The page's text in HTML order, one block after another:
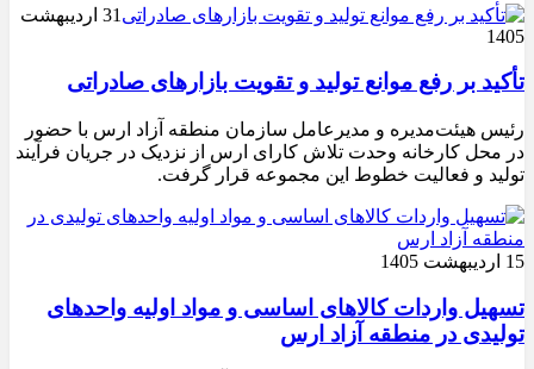
31 اردیبهشت
1405
تأکید بر رفع موانع تولید و تقویت بازارهای صادراتی
رئیس هیئت‌مدیره و مدیرعامل سازمان منطقه آزاد ارس با حضور
در محل کارخانه وحدت تلاش کارای ارس از نزدیک در جریان فرآیند
تولید و فعالیت خطوط این مجموعه قرار گرفت.
15 اردیبهشت 1405
تسهیل واردات کالاهای اساسی و مواد اولیه واحدهای
تولیدی در منطقه آزاد ارس